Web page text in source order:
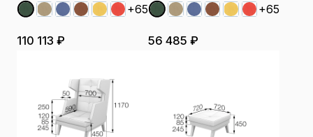
+65
110 113 ₽
+65
56 485 ₽